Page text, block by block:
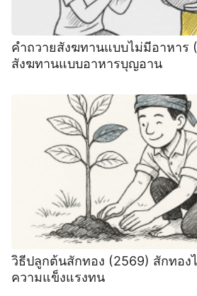
คําถวายสังฆทานแบบไม่มีอาหาร
สังฆทานแบบอาหารบุญอาน
วิธีปลูกต้นสักทอง (2569) สักทอง
ความแข็งแรงทน